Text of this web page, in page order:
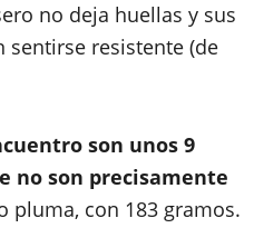
no deja huellas y sus
sentirse resistente (de
son unos 9
no son precisamente
pluma, con 183 gramos.